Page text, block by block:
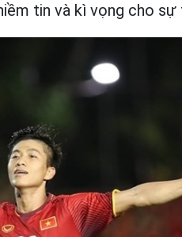
tin và kì vọng cho sự